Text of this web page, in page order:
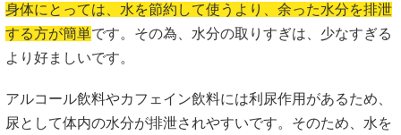
身体にとっては、水を節約して使うより、余った水分を排泄
する方が簡単です。その為、水分の取りすぎは、少なすぎる
より好ましいです。
アルコール飲料やカフェイン飲料には利尿作用があるため、
尿として体内の水分が排泄されやすいです。そのため、水を